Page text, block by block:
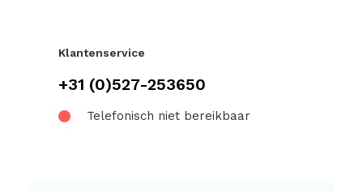
Klantenservice
+31 (0)527-253650
Telefonisch niet bereikbaar